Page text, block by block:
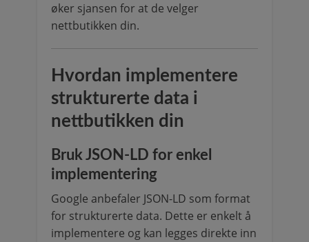
øker sjansen for at de velger
nettbutikken din.
Hvordan implementere
strukturerte data i
nettbutikken din
Bruk JSON-LD for enkel
implementering
Google anbefaler JSON-LD som format
for strukturerte data. Dette er enkelt å
implementere og kan legges direkte inn